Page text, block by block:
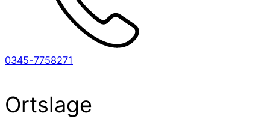
0345-7758271
Ortslage